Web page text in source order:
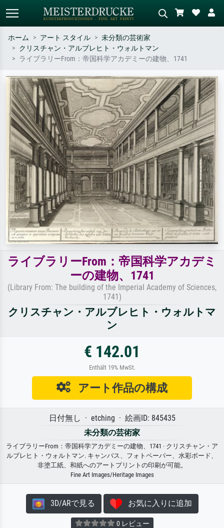
標準検索 AI画像検索
– 例：モネ、星月夜、印象派、北
斎の波、ヌード。
緑の草原、赤の多い抽象画、暗い
油絵、木のそばの立ち姿のヌー
ド。
ホーム アート スタイル
未分類の芸術家
クリスチャン・アルブレヒト・ウォルトマン
ライブラリーFrom：帝国科学アカデミーの建物、1741
ライブラリーFrom：帝国科学アカデミ
ーの建物、1741
(Library From: The building of the Imperial Academy of Sciences,
1741)
クリスチャン・アルブレヒト・ウォルトマ
ン
€ 142.01
Enthält 19% MwSt.
アート作品の構成
日付無し · etching · 絵画ID: 845435
未分類の芸術家
ライブラリーFrom：帝国科学アカデミーの建物、1741 · クリスチャン・ア
ルブレヒト・ウォルトマン. キャンバス、フォトペーパー、水彩ボード、
非塗工紙、和紙へのアートプリントの印刷が可能。
Fine Art Images/Heritage Images
3D/ARで見る お気に入りに追加
0 レビュー